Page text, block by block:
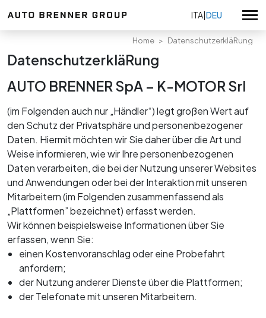
ITA|DEU
Volkswagen
Volkswagen Nutzfahrzeuge
Audi Service
Skoda Service
Seat Service
Alle Aktionen
Verkaufsangebote
Volkswagen Angebote
Nutzfahrzeuge Angebote
KIA Angebote
Serviceaktionen
Alle Standorte
Auto Brenner Bozen
Auto Brenner Meran
Auto Brenner Brixen
Auto Brenner Bruneck
Auto Brenner Gebraucht Bozen
Auto Brenner Gebraucht & Kia Verkauf Brixen
K-Motor Bozen
K-Motor Bruneck
Über uns
Zertifizierungen
Arbeiten Sie mit uns
Datenschutzerklärung
Whistleblowing
Volkswagen Neuwagen
Volkswagen Gebrauchtwagen
Nutzfahrzeuge Neuwagen
Nutzfahrzeuge Gebrauchtwagen
Kia Neuwagen
Kia Gebrauchtwagen
Langzeitmiete
Bewerten Sie Ihren Gebrauchtwagen
Home DatenschutzerkläRung
DatenschutzerkläRung
AUTO BRENNER SpA – K-MOTOR Srl
(im Folgenden auch nur „Händler“) legt großen Wert auf
den Schutz der Privatsphäre und personenbezogener
Daten. Hiermit möchten wir Sie daher über die Art und
Weise informieren, wie wir Ihre personenbezogenen
Daten verarbeiten, die bei der Nutzung unserer Websites
und Anwendungen oder bei der Interaktion mit unseren
Mitarbeitern (im Folgenden zusammenfassend als
„Plattformen” bezeichnet) erfasst werden.
Wir können beispielsweise Informationen über Sie
erfassen, wenn Sie:
einen Kostenvoranschlag oder eine Probefahrt
anfordern;
der Nutzung anderer Dienste über die Plattformen;
der Telefonate mit unseren Mitarbeitern.